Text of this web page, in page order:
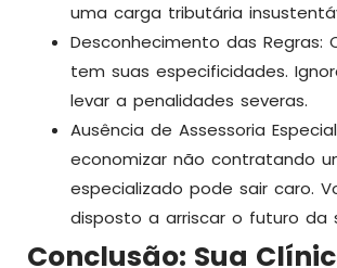
uma carga tributária
Desconhecimento das Regras:
tem suas especificidades.
levar a penalidades severas.
Ausência de Assessoria
economizar não contratando
especializado pode sair caro.
disposto a arriscar o futuro da
Conclusão: Sua